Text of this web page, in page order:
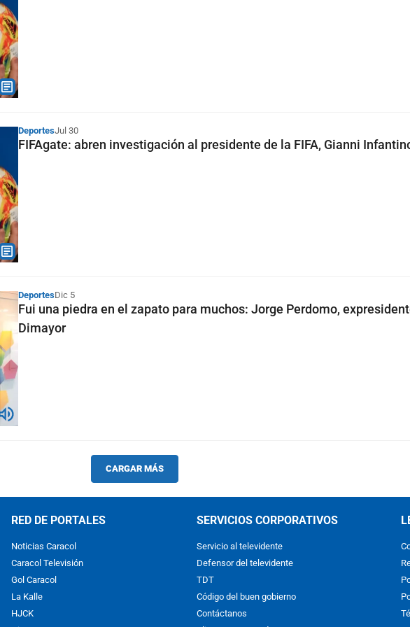
DeportesJul 30
FIFAgate: abren investigación al presidente de la FIFA, Gianni
DeportesDic 5
Fui una piedra en el zapato para muchos: Jorge Perdomo,
Dimayor
CARGAR MÁS
RED DE PORTALES
Noticias Caracol
Caracol Televisión
Gol Caracol
La Kalle
HJCK
SERVICIOS CORPORATIVOS
Servicio al televidente
Defensor del televidente
TDT
Código del buen gobierno
Contáctanos